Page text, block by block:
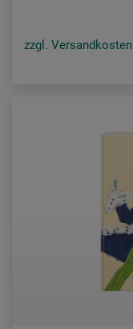
zzgl. Versandkosten